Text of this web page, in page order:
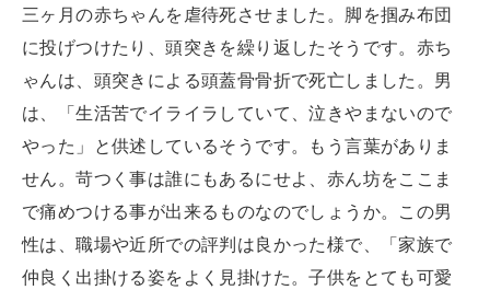
三ヶ月の赤ちゃんを虐待死させました。脚を掴み布団
に投げつけたり、頭突きを繰り返したそうです。赤ち
ゃんは、頭突きによる頭蓋骨骨折で死亡しました。男
は、「生活苦でイライラしていて、泣きやまないので
やった」と供述しているそうです。もう言葉がありま
せん。苛つく事は誰にもあるにせよ、赤ん坊をここま
で痛めつける事が出来るものなのでしょうか。この男
性は、職場や近所での評判は良かった様で、「家族で
仲良く出掛ける姿をよく見掛けた。子供をとても可愛